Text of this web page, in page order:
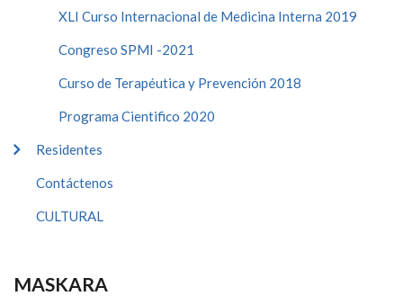
XLI Curso Internacional de Medicina Interna 2019
Congreso SPMI -2021
Curso de Terapéutica y Prevención 2018
Programa Cientifico 2020
Residentes
Contáctenos
CULTURAL
MASKARA